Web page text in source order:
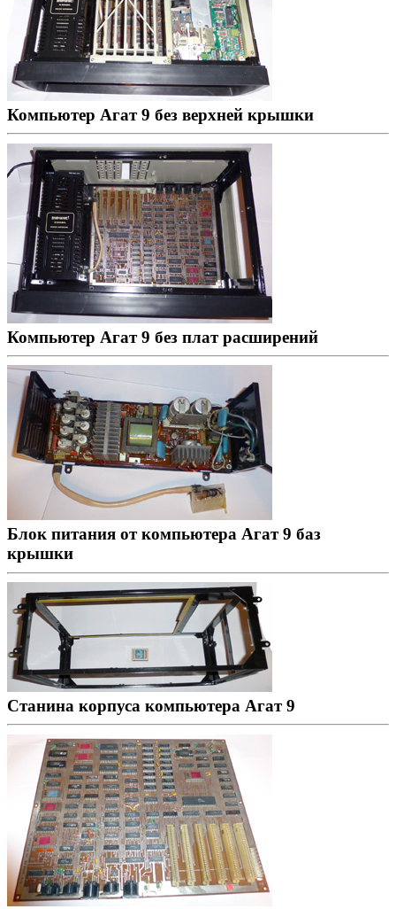
Компьютер Агат 9 без верхней крышки
Компьютер Агат 9 без плат расширений
Блок питания от компьютера Агат 9 баз
крышки
Станина корпуса компьютера Агат 9